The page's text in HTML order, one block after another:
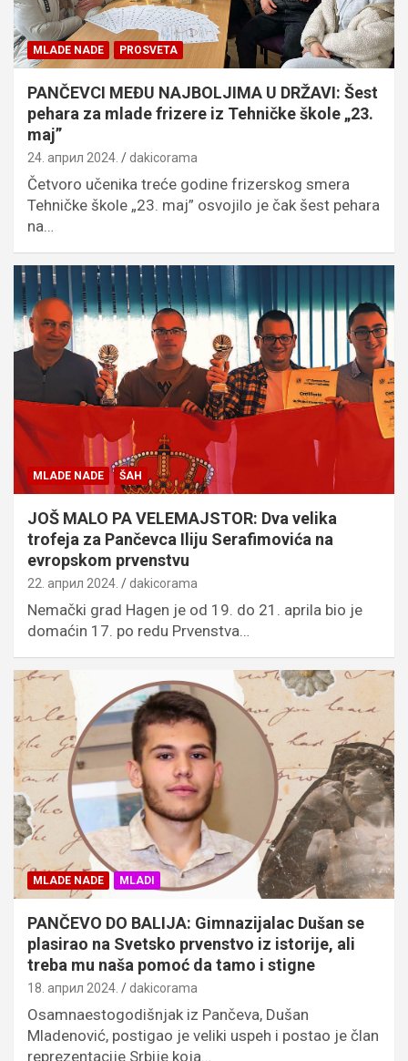
MLADE NADE PROSVETA
PANČEVCI MEĐU NAJBOLJIMA U DRŽAVI: Šest
pehara za mlade frizere iz Tehničke škole „23.
maj”
24. април 2024. dakicorama
Četvoro učenika treće godine frizerskog smera
Tehničke škole „23. maj” osvojilo je čak šest pehara
na…
MLADE NADE ŠAH
JOŠ MALO PA VELEMAJSTOR: Dva velika
trofeja za Pančevca Iliju Serafimovića na
evropskom prvenstvu
22. април 2024. dakicorama
Nemački grad Hagen je od 19. do 21. aprila bio je
domaćin 17. po redu Prvenstva…
MLADE NADE MLADI
PANČEVO DO BALIJA: Gimnazijalac Dušan se
plasirao na Svetsko prvenstvo iz istorije, ali
treba mu naša pomoć da tamo i stigne
18. април 2024. dakicorama
Osamnaestogodišnjak iz Pančeva, Dušan
Mladenović, postigao je veliki uspeh i postao je član
reprezentacije Srbije koja…